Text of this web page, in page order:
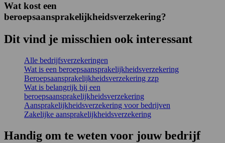
Wat kost een
beroepsaansprakelijkheidsverzekering?
Dit vind je misschien ook interessant
Alle bedrijfsverzekeringen
Wat is een beroepsaansprakelijkheidsverzekering
Beroepsaansprakelijkheidsverzekering zzp
Wat is belangrijk bij een
beroepsaansprakelijkheidsverzekering
Aansprakelijkheidsverzekering voor bedrijven
Zakelijke aansprakelijkheidsverzekering
Handig om te weten voor jouw bedrijf